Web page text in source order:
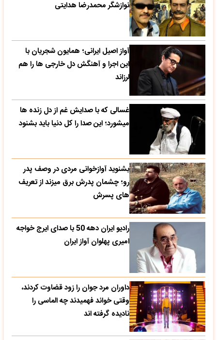
نوازشگر محمدرضا هدایتی
آواز اصیل ایرانی؛ همایون شجریان با
این اجرا و آهنگش دل خارجی ها را هم
لرزاند
غسالی که با صدایش غم از دل زنده ها
میشورد؛ این صدا را کل دنیا باید بشنود
بشنوید آوازخوانی مردی در وصف پدر
رو؛ چشمان پدرش برق میزند از تعریف
های پسرش
رادیو ایران دهه 50 با صدای ایرج خواجه
امیری پهلوان آواز ایران
داوران مرد جوان را زود قضاوت کردند،
وقتی خواند فهمیدند چه الماسی را
نادیده گرفته اند